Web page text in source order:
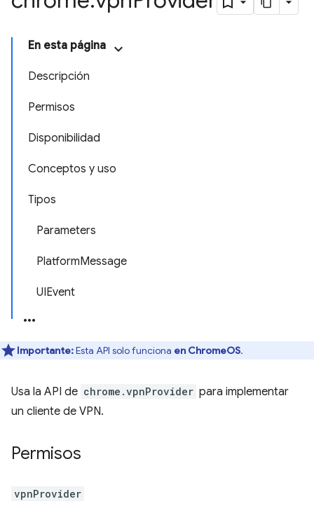
En esta página
Descripción
Permisos
Disponibilidad
Conceptos y uso
Tipos
Parameters
PlatformMessage
UIEvent
Importante:Esta API solo funciona en ChromeOS.
Usa la API de chrome.vpnProvider para implementar
un cliente de VPN.
Permisos
vpnProvider